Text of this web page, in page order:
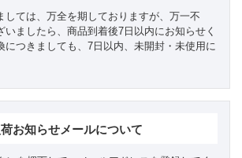
しては、万全を期しておりますが、万一不
いましたら、商品到着後7日以内にお知らせく
につきましても、7日以内、未開封・未使用に
荷お知らせメールについて